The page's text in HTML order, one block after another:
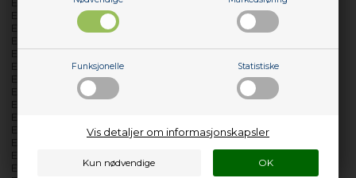
Funksjonelle Statistiske
Vis detaljer om informasjonskapsler
EUG1343AOW - 933033405-03
EUG1443AOW - 922772014-00
EUG1443AOW - 922772014-01
EUG1443AOW - 922772015-00
EUG2243AOW - 922754727-02
EUG2243AOW - 922754727-03
EUG2243AOW - 922754727-04
EUG2243AOW - 922754727-05
EUG2243AOW - 922754729-01
EUG2243AOW - 922754729-02
EUG2243AOW - 922754729-03
EUG2243AOW - 922754729-04
EUG2243AOW - 922754732-00